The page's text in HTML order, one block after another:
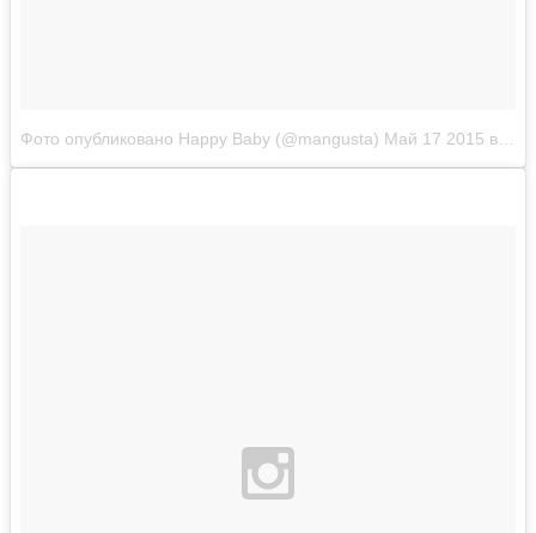
Фото опубликовано Happy Baby (@mangusta) Май 17 2015 в 8:39 PDT